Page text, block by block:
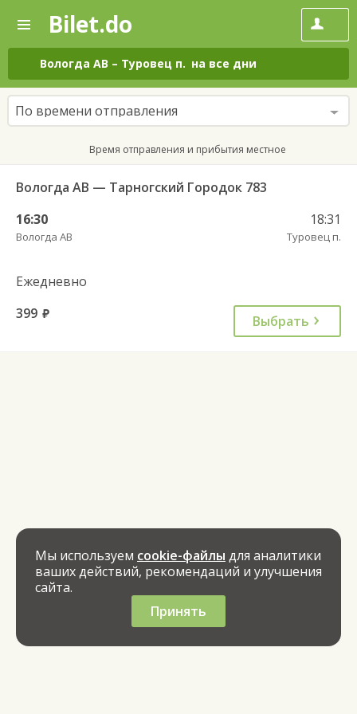
—
Поиск
и
покупка
билетов
на
автобус
онлайн
Bilet.do
Вологда АВ – Туровец п. на все дни
По времени отправления
Время отправления и прибытия местное
Вологда АВ — Тарногский Городок 783
16:30
Вологда АВ
18:31
Туровец п.
Ежедневно
399 руб. Выбрать
Мы используем cookie-файлы для аналитики
ваших действий, рекомендаций и улучшения
сайта.
Принять